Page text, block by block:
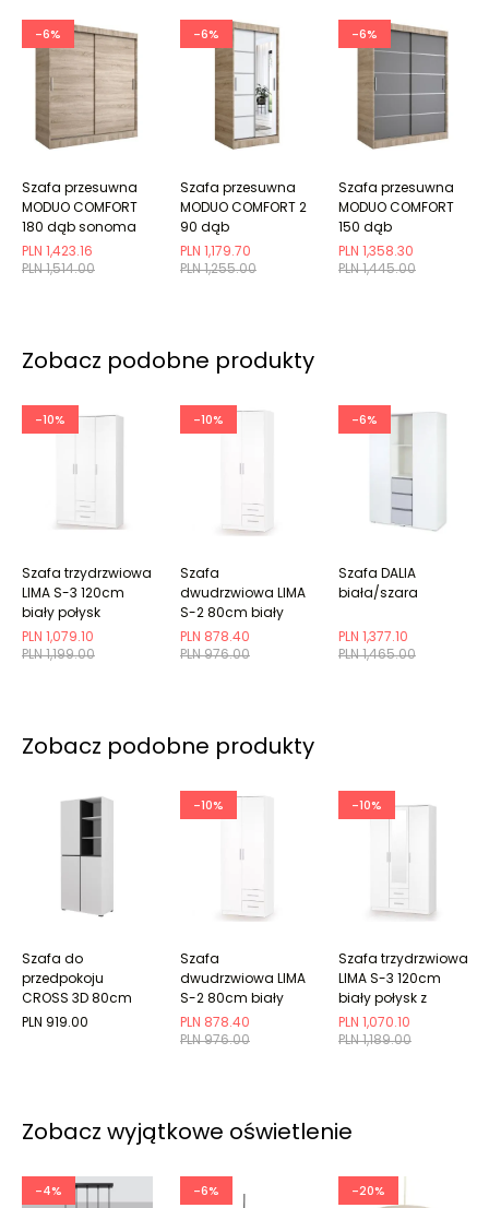
-6%
PLN 1,514.00
PLN 1,423.16
Szafa przesuwna
MODUO COMFORT
180 dąb sonoma
gładka
-6%
PLN 1,255.00
PLN 1,179.70
Szafa przesuwna
MODUO COMFORT 2
90 dąb
sonoma/biała mat
z lustrem
-6%
PLN 1,445.00
PLN 1,358.30
Szafa przesuwna
MODUO COMFORT
150 dąb
sonoma/antracyt
z listwami
Zobacz podobne produkty
-10%
PLN 1,199.00
PLN 1,079.10
Szafa trzydrzwiowa
LIMA S-3 120cm
biały połysk
-10%
PLN 976.00
PLN 878.40
Szafa
dwudrzwiowa LIMA
S-2 80cm biały
połysk
-6%
PLN 1,465.00
PLN 1,377.10
Szafa DALIA
biała/szara
Zobacz podobne produkty
PLN 919.00
Szafa do
przedpokoju
CROSS 3D 80cm
biała/czarna z
-10%
PLN 976.00
PLN 878.40
Szafa
dwudrzwiowa LIMA
S-2 80cm biały
połysk
-10%
PLN 1,189.00
PLN 1,070.10
Szafa trzydrzwiowa
LIMA S-3 120cm
biały połysk z
lustrem
Zobacz wyjątkowe oświetlenie
-4% -6% -20%